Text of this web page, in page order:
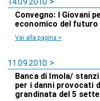
Convegno: I Giovani
economico del futuro
Vai alla pagina >
11.09.2010
Banca di Imola/
per i danni provocati
grandinata del 5